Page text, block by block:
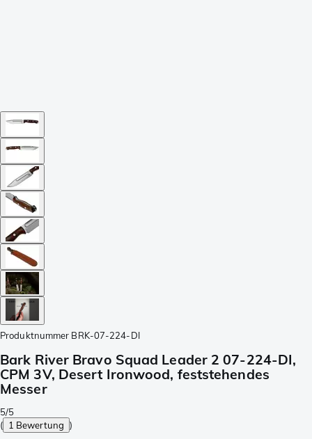
Produktnummer BRK-07-224-DI
Bark River Bravo Squad Leader 2 07-224-DI,
CPM 3V, Desert Ironwood, feststehendes
Messer
5/5
( 1 Bewertung )